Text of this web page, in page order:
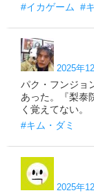
#イカゲーム #
2025年
パク・フンジョ
あった。『梨泰
く覚えてない。
#キム・ダミ
2025年